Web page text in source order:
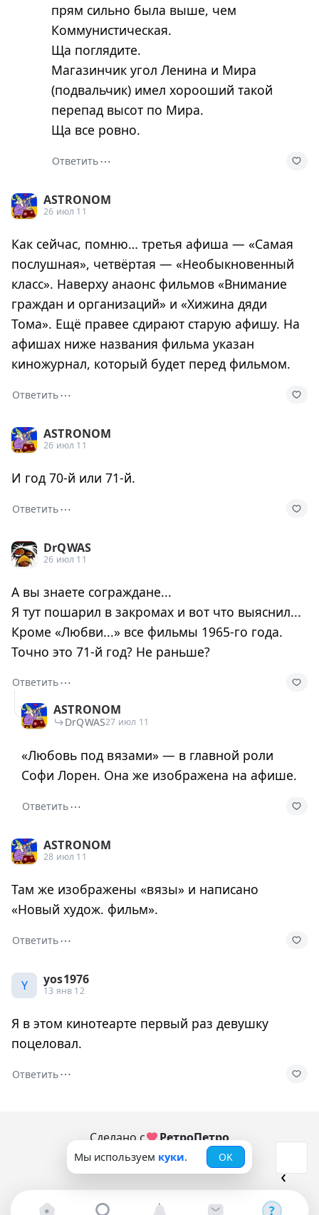
прям сильно была выше, чем
Коммунистическая.
Ща поглядите.
Магазинчик угол Ленина и Мира
(подвальчик) имел хорооший такой
перепад высот по Мира.
Ща все ровно.
Ответить⋯
ASTRONOM
26 июл 11
Как сейчас, помню… третья афиша — «Самая
послушная», четвёртая — «Необыкновенный
класс». Наверху анаонс фильмов «Внимание
граждан и организаций» и «Хижина дяди
Тома». Ещё правее сдирают старую афишу. На
афишах ниже названия фильма указан
киножурнал, который будет перед фильмом.
Ответить⋯
ASTRONOM
26 июл 11
И год 70-й или 71-й.
Ответить⋯
DrQWAS
26 июл 11
А вы знаете сограждане...
Я тут пошарил в закромах и вот что выяснил...
Кроме «Любви...» все фильмы 1965-го года.
Точно это 71-й год? Не раньше?
Ответить⋯
ASTRONOM
DrQWAS27 июл 11
«Любовь под вязами» — в главной роли
Софи Лорен. Она же изображена на афише.
Ответить⋯
ASTRONOM
28 июл 11
Там же изображены «вязы» и написано
«Новый худож. фильм».
Ответить⋯
Y yos1976
13 янв 12
Я в этом кинотеарте первый раз девушку
поцеловал.
Ответить⋯
Сделано с РетроПетро
© 2006-2026
?
Мы используем куки. OK